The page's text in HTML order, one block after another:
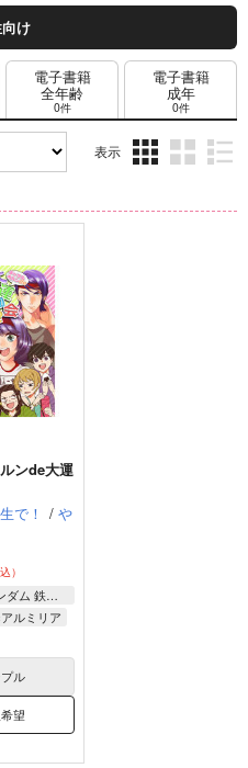
け
電子書籍
全年齢
0件
電子書籍
成年
0件
表示
ム
ム
ム
ンde大運
で！ / や
）
機動戦士ガンダム 鉄血のオルフェンズ
ルミリア
ファリド
アルミリア・ボードウィン
ル
望